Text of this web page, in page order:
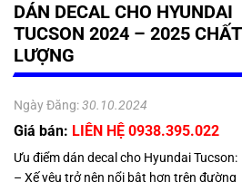
DÁN DECAL CHO HYUNDAI
TUCSON 2024 – 2025 CHẤT
LƯỢNG
Ngày Đăng:30.10.2024
Giá bán: LIÊN HỆ 0938.395.022
Ưu điểm dán decal cho Hyundai Tucson:
– Xế yêu trở nên nổi bật hơn trên đường